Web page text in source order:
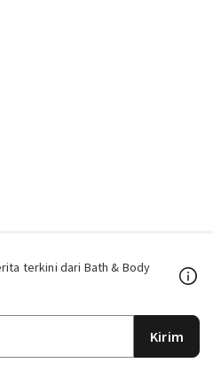
terkini dari Bath & Body
Kirim